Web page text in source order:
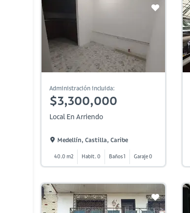
Administración incluida:
$3,300,000
Local En Arriendo
Medellín, Castilla, Caribe
40.0 m2 Habit. 0 Baños 1 Garaje 0